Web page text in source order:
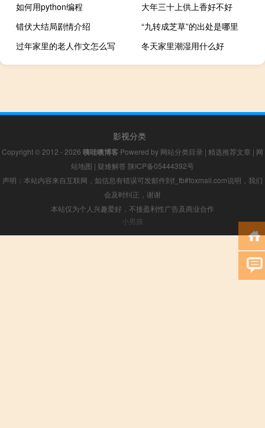
如何用python编程
大年三十上供上香好不好
错伏大结局剧情介绍
“九转成芝草”的出处是哪里
过年家里的老人作文怎么写
冬天家里潮湿用什么好
影视分类
Copyright © 2012 - 2026 咦哇噢博客 Powered by 网站分类目录 | 精选推荐文章 | 网
站地图 | 疑难解答 陕ICP备05444392号
声明：本站内容来自互联网，如信息有错误可发邮件到f_fb#foxmail.com说明，我们
会及时纠正，谢谢
本站仅为个人兴趣爱好，不接盈利性广告及商业合作
小男孩